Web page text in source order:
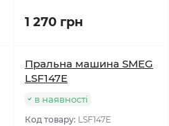
1 270 грн
Пральна машина SMEG
LSF147E
в наявності
Код товару: LSF147E